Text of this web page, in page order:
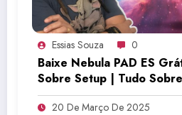
Essias Souza 0
Baixe Nebula PAD ES
Sobre Setup | Tudo
Musical
20 De Março De 2025